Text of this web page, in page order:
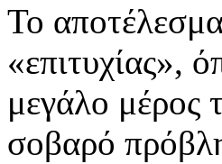
Το
«επιτυχίας»,
μεγάλο μέρος
σοβαρό